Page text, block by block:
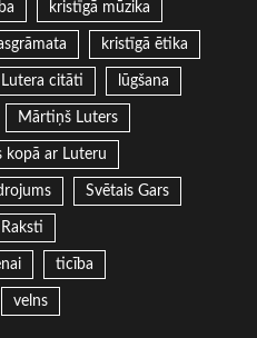
kristīgā mūzika
kristīgā ētika
Lutera citāti lūgšana
Mārtiņš Luters
kopā ar Luteru
Svētais Gars
ticība
velns